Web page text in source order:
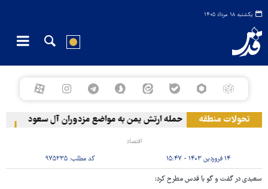
یکشنبه ۱۸ مرداد ۱۴۰۵
تحولات منطقه حمله ارتش یمن به مواضع مزدوران آل سعود رویترز:
اقتصاد
۱۴ فروردین ۱۴۰۳ - ۱۵:۴۷ کد مطلب:۹۷۵۲۳۵
سعیدی در گفت و گو با قدس مطرح کرد: